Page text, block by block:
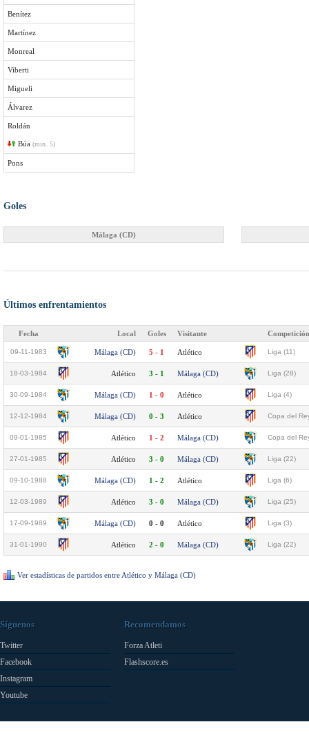
Benítez
Martínez
Monreal
Viberti
Migueli
Álvarez
Roldán
Búa (min. 5)
Pons
Goles
Málaga (CD)
Últimos enfrentamientos
Fecha Local Goles Visitante Competición
09-11-1983 Málaga (CD) 5 - 1 Atlético Liga (11)
18-03-1984 Atlético 3 - 1 Málaga (CD) Liga (28)
30-09-1984 Málaga (CD) 1 - 0 Atlético Liga (4)
12-12-1984 Málaga (CD) 0 - 3 Atlético Copa del
09-01-1985 Atlético 1 - 2 Málaga (CD) Copa del
27-01-1985 Atlético 3 - 0 Málaga (CD) Liga (22)
09-10-1988 Málaga (CD) 1 - 2 Atlético Liga (6)
12-03-1989 Atlético 3 - 0 Málaga (CD) Liga (25)
17-09-1989 Málaga (CD) 0 - 0 Atlético Liga (3)
31-01-1990 Atlético 2 - 0 Málaga (CD) Liga (22)
Ver estadísticas de partidos entre Atlético y Málaga (CD)
Síguenos
Twitter
Facebook
Instagram
Youtube
Recomendamos
Forza Atleti
Flashscore.es